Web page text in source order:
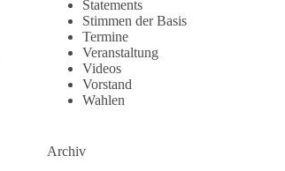
Statements
Stimmen der Basis
Termine
Veranstaltung
Videos
Vorstand
Wahlen
Archiv